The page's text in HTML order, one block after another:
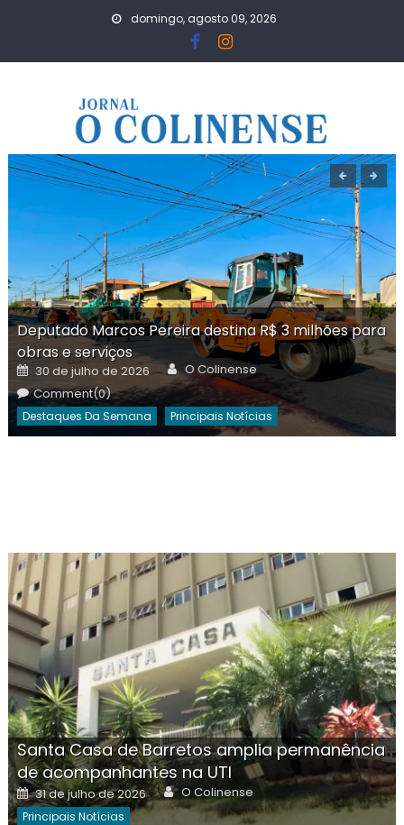
domingo, agosto 09, 2026
Deputado Marcos Pereira destina R$ 3 milhões para
obras e serviços
Posted
on
30 de julho de 2026 Author
O Colinense
Comment(0)
Destaques Da Semana Principais Notícias
Santa Casa de Barretos amplia permanência
de acompanhantes na UTI
Posted
on
31 de julho de 2026 Author
O Colinense
Principais Notícias